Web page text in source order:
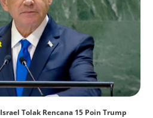
Tolak Rencana 15 Poin Trump